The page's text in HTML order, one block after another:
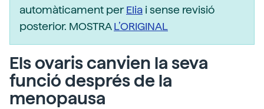
automàticament perElia i sense revisió
posterior. MOSTRAL’ORIGINAL
Els ovaris canvien la seva
funció després de la
menopausa